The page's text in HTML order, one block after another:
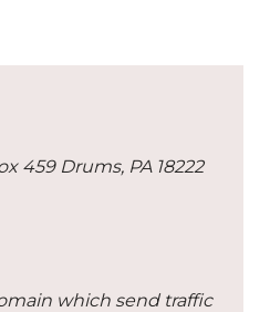
459 Drums, PA 18222
which send traffic